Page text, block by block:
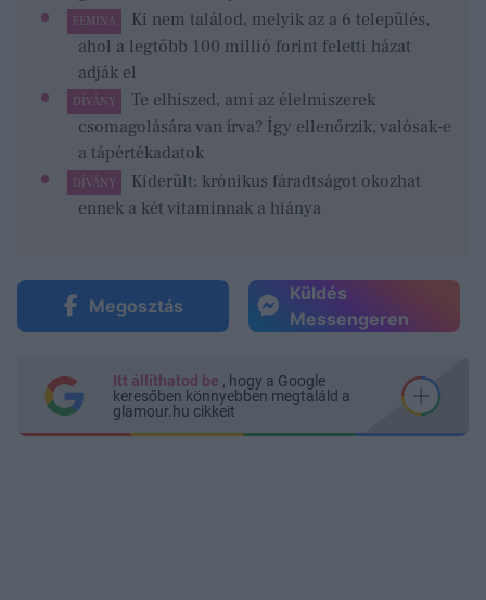
FEMINA
Ki nem találod, melyik az a 6 település,
ahol a legtöbb 100 millió forint feletti házat
adják el
DÍVÁNY
Te elhiszed, ami az élelmiszerek
csomagolására van írva? Így ellenőrzik, valósak-e
a tápértékadatok
DÍVÁNY
Kiderült: krónikus fáradtságot okozhat
ennek a két vitaminnak a hiánya
Megosztás
Küldés
Messengeren
Itt állíthatod be , hogy a Google
keresőben könnyebben megtaláld a
glamour.hu cikkeit